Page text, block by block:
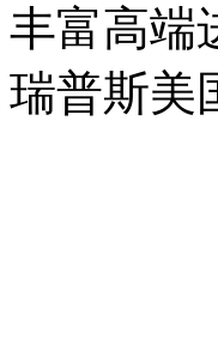
丰富高端
瑞普斯美